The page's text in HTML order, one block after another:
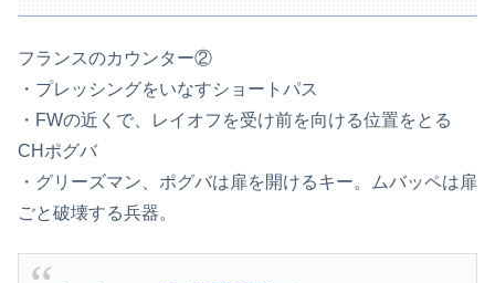
フランスのカウンター②
・プレッシングをいなすショートパス
・FWの近くで、レイオフを受け前を向ける位置をとる
CHポグバ
・グリーズマン、ポグバは扉を開けるキー。ムバッペは扉
ごと破壊する兵器。